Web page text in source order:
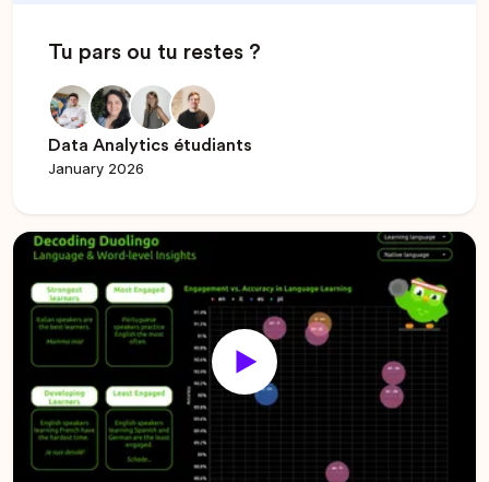
Tu pars ou tu restes ?
Data Analytics étudiants
January 2026